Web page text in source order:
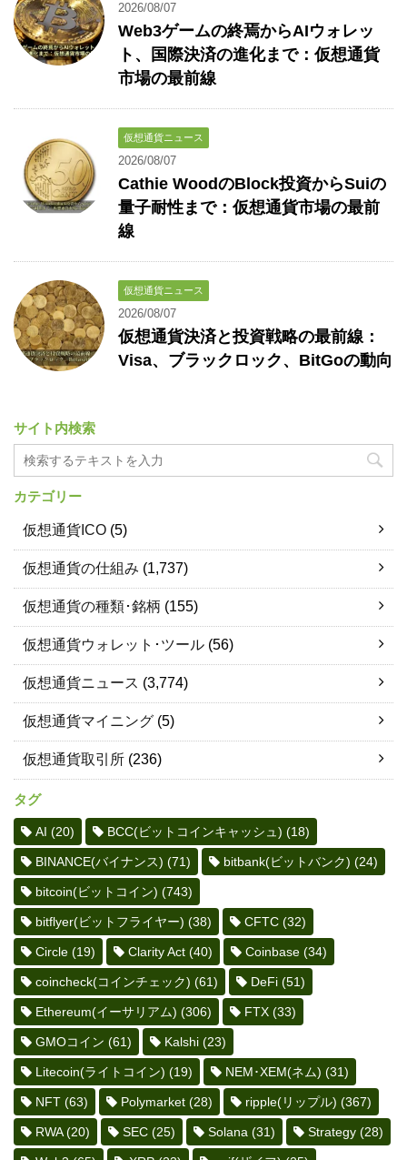
2026/08/07
Web3ゲームの終焉からAIウォレッ
ト、国際決済の進化まで：仮想通貨
市場の最前線
仮想通貨ニュース
2026/08/07
Cathie WoodのBlock投資からSuiの
量子耐性まで：仮想通貨市場の最前
線
仮想通貨ニュース
2026/08/07
仮想通貨決済と投資戦略の最前線：
Visa、ブラックロック、BitGoの動向
サイト内検索
カテゴリー
仮想通貨ICO (5)
仮想通貨の仕組み (1,737)
仮想通貨の種類･銘柄 (155)
仮想通貨ウォレット･ツール (56)
仮想通貨ニュース (3,774)
仮想通貨マイニング (5)
仮想通貨取引所 (236)
タグ
AI (20) BCC(ビットコインキャッシュ) (18)
BINANCE(バイナンス) (71) bitbank(ビットバンク) (24)
bitcoin(ビットコイン) (743)
bitflyer(ビットフライヤー) (38) CFTC (32)
Circle (19) Clarity Act (40) Coinbase (34)
coincheck(コインチェック) (61) DeFi (51)
Ethereum(イーサリアム) (306) FTX (33)
GMOコイン (61) Kalshi (23)
Litecoin(ライトコイン) (19) NEM･XEM(ネム) (31)
NFT (63) Polymarket (28) ripple(リップル) (367)
RWA(20) SEC (25) Solana (31) Strategy (28)